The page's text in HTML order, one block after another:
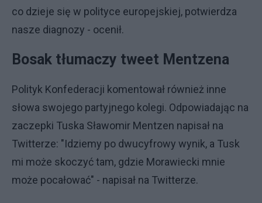
co dzieje się w polityce europejskiej, potwierdza
nasze diagnozy - ocenił.
Bosak tłumaczy tweet Mentzena
Polityk Konfederacji komentował również inne
słowa swojego partyjnego kolegi. Odpowiadając na
zaczepki Tuska Sławomir Mentzen napisał na
Twitterze: "Idziemy po dwucyfrowy wynik, a Tusk
mi może skoczyć tam, gdzie Morawiecki mnie
może pocałować" - napisał na Twitterze.